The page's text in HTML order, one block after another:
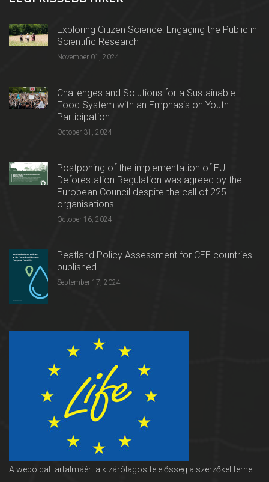
Exploring Citizen Science: Engaging the Public in
Scientific Research
November 01, 2024
Challenges and Solutions for a Sustainable
Food System with an Emphasis on Youth
Participation
October 31, 2024
Postponing of the implementation of EU
Deforestation Regulation was agreed by the
European Council despite the call of 225
organisations
October 16, 2024
Peatland Policy Assessment for CEE countries
published
September 17, 2024
A weboldal tartalmáért a kizárólagos felelősség a szerzőket terheli.